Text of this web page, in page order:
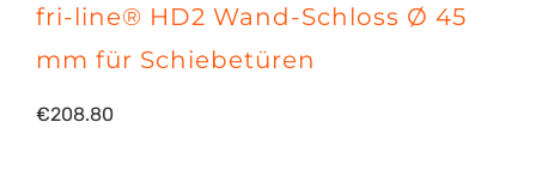
fri-line® HD2 Wand-Schloss Ø 45
mm für Schiebetüren
€208.80